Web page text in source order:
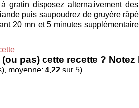
gratin disposez alternativement
puis saupoudrez de gruyère
20 mn et 5 minutes
pas) cette recette ? Notez
moyenne: 4,22 sur 5)